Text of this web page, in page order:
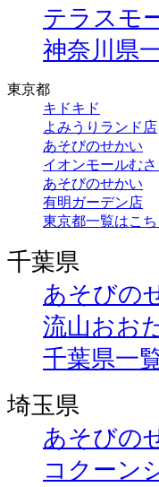
テラスモ
神奈川県
東京都
キドキド
よみうりランド店
あそびのせかい
イオンモールむ
あそびのせかい
有明ガーデン店
東京都一覧はこち
千葉県
あそびの
流山おお
千葉県一
埼玉県
あそびの
コクーン